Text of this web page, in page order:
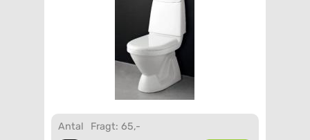
Antal Fragt: 65,-